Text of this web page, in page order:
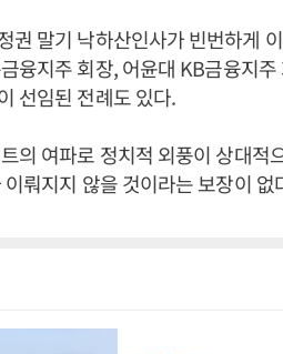
권 말기 낙하산인사가 빈번하게
융지주 회장, 어윤대 KB금융지
선임된 전례도 있다.
의 여파로 정치적 외풍이 상대적
뤄지지 않을 것이라는 보장이